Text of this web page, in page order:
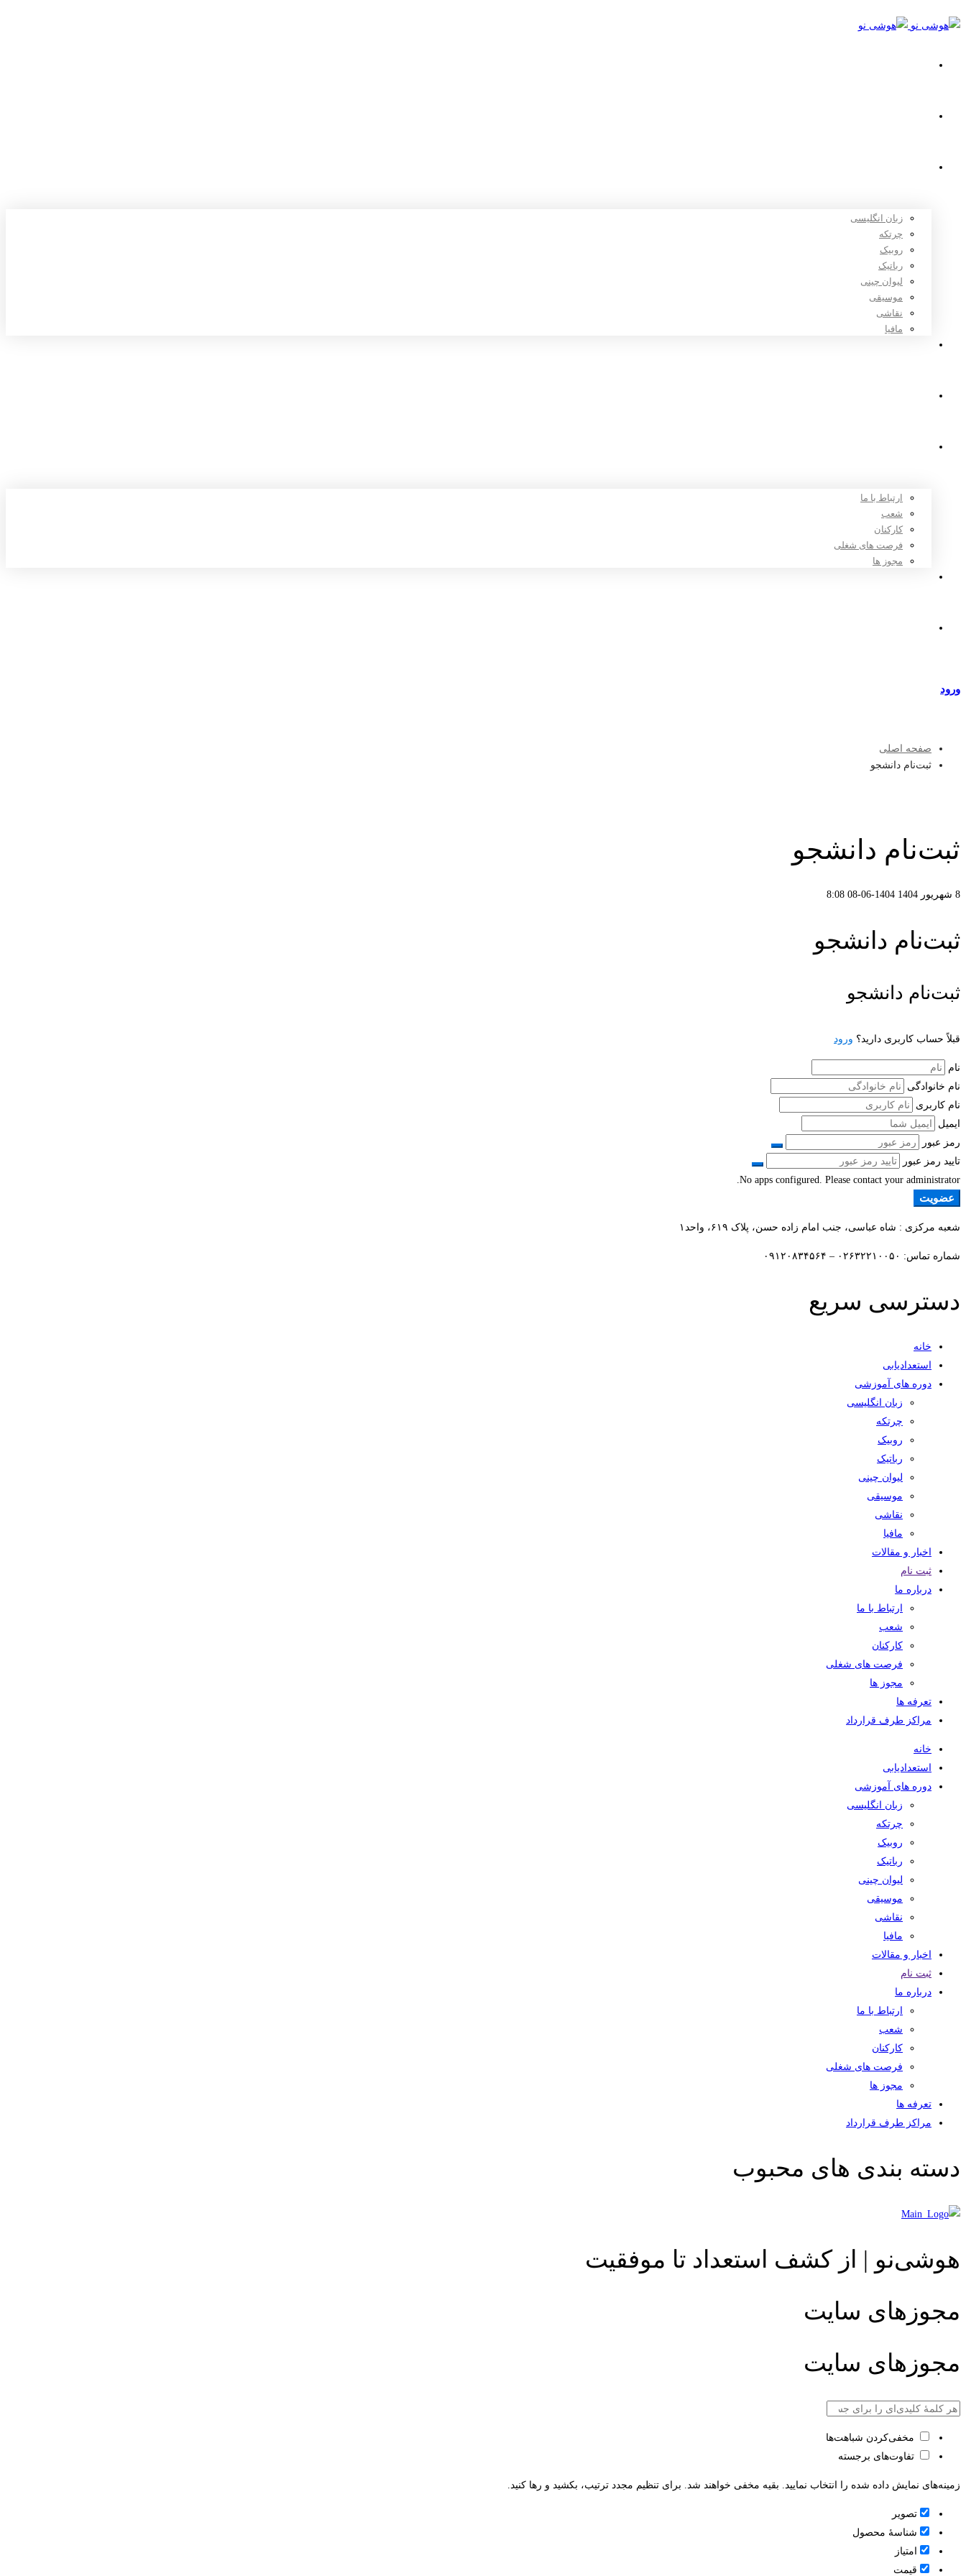
زبان انگلیسی
چرتکه
روبیک
رباتیک
لیوان چینی
موسیقی
نقاشی
مافیا
ارتباط با ما
شعب
کارکنان
فرصت های شغلی
مجوز ها
ورود
صفحه اصلی
ثبت‌نام دانشجو
ثبت‌نام دانشجو
8 شهریور 1404 1404-06-08 8:08
ثبت‌نام دانشجو
ثبت‌نام دانشجو
قبلاً حساب کاربری دارید؟ ورود
نام
نام خانوادگی
نام کاربری
ایمیل
رمز عبور
تایید رمز عبور
No apps configured. Please contact your administrator.
عضویت
شعبه مرکزی : شاه عباسی، جنب امام زاده حسن، پلاک ۶۱۹، واحد۱​
شماره تماس: ۰۲۶۳۲۲۱۰۰۵۰ – ۰۹۱۲۰۸۳۴۵۶۴
دسترسی سریع
خانه
استعدادیابی
دوره های آموزشی
زبان انگلیسی
چرتکه
روبیک
رباتیک
لیوان چینی
موسیقی
نقاشی
مافیا
اخبار و مقالات
ثبت نام
درباره ما
ارتباط با ما
شعب
کارکنان
فرصت های شغلی
مجوز ها
تعرفه ها
مراکز طرف قرارداد
خانه
استعدادیابی
دوره های آموزشی
زبان انگلیسی
چرتکه
روبیک
رباتیک
لیوان چینی
موسیقی
نقاشی
مافیا
اخبار و مقالات
ثبت نام
درباره ما
ارتباط با ما
شعب
کارکنان
فرصت های شغلی
مجوز ها
تعرفه ها
مراکز طرف قرارداد
دسته بندی های محبوب
هوشی‌نو | از کشف استعداد تا موفقیت
مجوزهای سایت
مجوزهای سایت
مخفی‌کردن شباهت‌ها
تفاوت‌های برجسته
زمینه‌های نمایش داده شده را انتخاب نمایید. بقیه مخفی خواهند شد. برای تنظیم مجدد ترتیب، بکشید و رها کنید.
تصویر
شناسۀ محصول
امتیاز
قيمت